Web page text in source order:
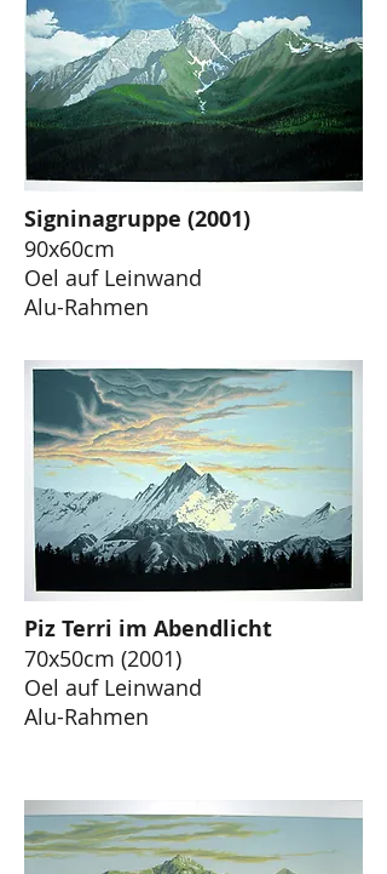
Signinagruppe (2001)
90x60cm
Oel auf Leinwand
Alu-Rahmen
Piz Terri im Abendlicht
70x50cm (2001)
Oel auf Leinwand
Alu-Rahmen